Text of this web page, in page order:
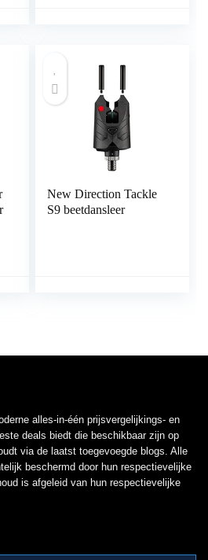
New Direction Tackle
S9 beetdansleer
alles-in-één prijsvergelijkings- en
deals biedt die beschikbaar zijn op
via de laatst toegevoegde blogs. Alle
beschermd door hun respectievelijke
is afgeleid van hun respectievelijke